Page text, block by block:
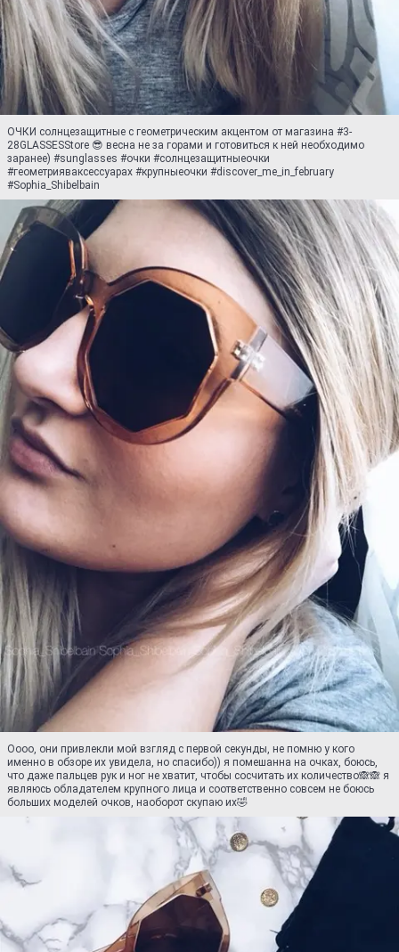
ОЧКИ солнцезащитные с геометрическим акцентом от магазина #3-
28GLASSESStore 😎 весна не за горами и готовиться к ней необходимо
заранее) #sunglasses #очки #солнцезащитныеочки
#геометрияваксессуарах #крупныеочки #discover_me_in_february
#Sophia_Shibelbain
Оооо, они привлекли мой взгляд с первой секунды, не помню у кого
именно в обзоре их увидела, но спасибо)) я помешанна на очках, боюсь,
что даже пальцев рук и ног не хватит, чтобы сосчитать их количество🙈🙈 я
являюсь обладателем крупного лица и соответственно совсем не боюсь
больших моделей очков, наоборот скупаю их🤣